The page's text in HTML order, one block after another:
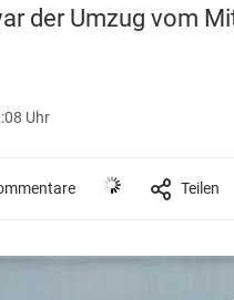
der Umzug vom
Uhr
Teilen